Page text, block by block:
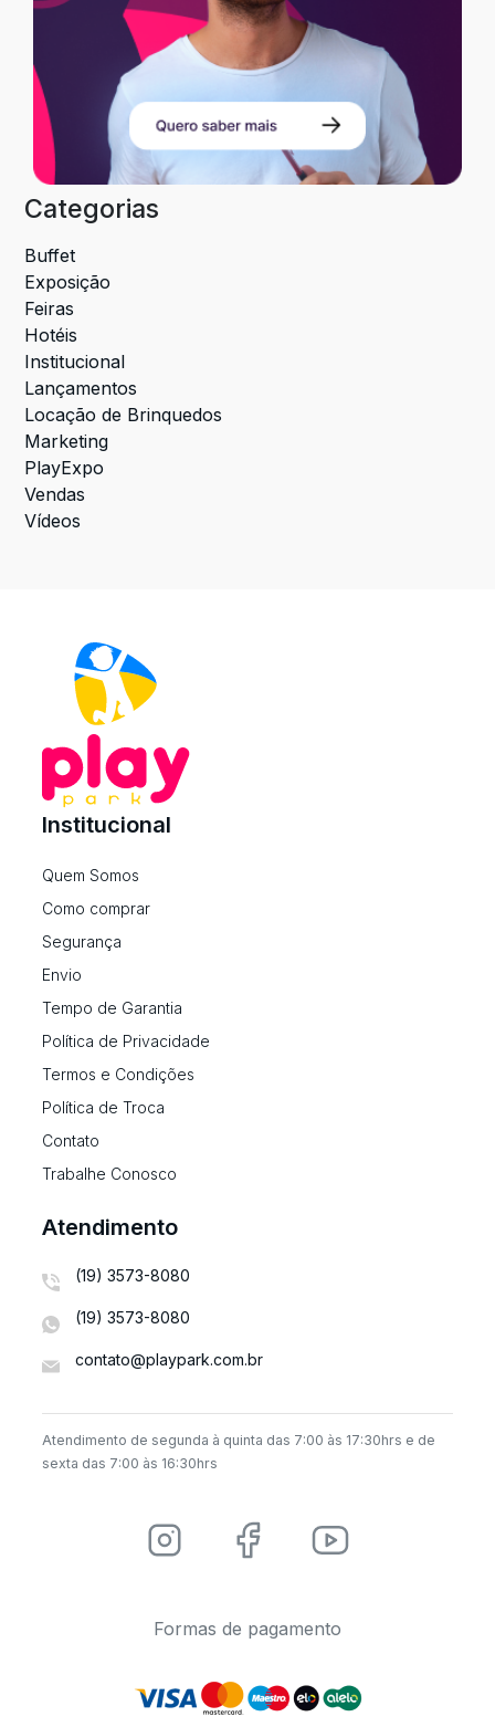
Categorias
Buffet
Exposição
Feiras
Hotéis
Institucional
Lançamentos
Locação de Brinquedos
Marketing
PlayExpo
Vendas
Vídeos
Institucional
Quem Somos
Como comprar
Segurança
Envio
Tempo de Garantia
Política de Privacidade
Termos e Condições
Política de Troca
Contato
Trabalhe Conosco
Atendimento
(19) 3573-8080
(19) 3573-8080
contato@playpark.com.br
Atendimento de segunda à quinta das 7:00 às 17:30hrs e de
sexta das 7:00 às 16:30hrs
Formas de pagamento